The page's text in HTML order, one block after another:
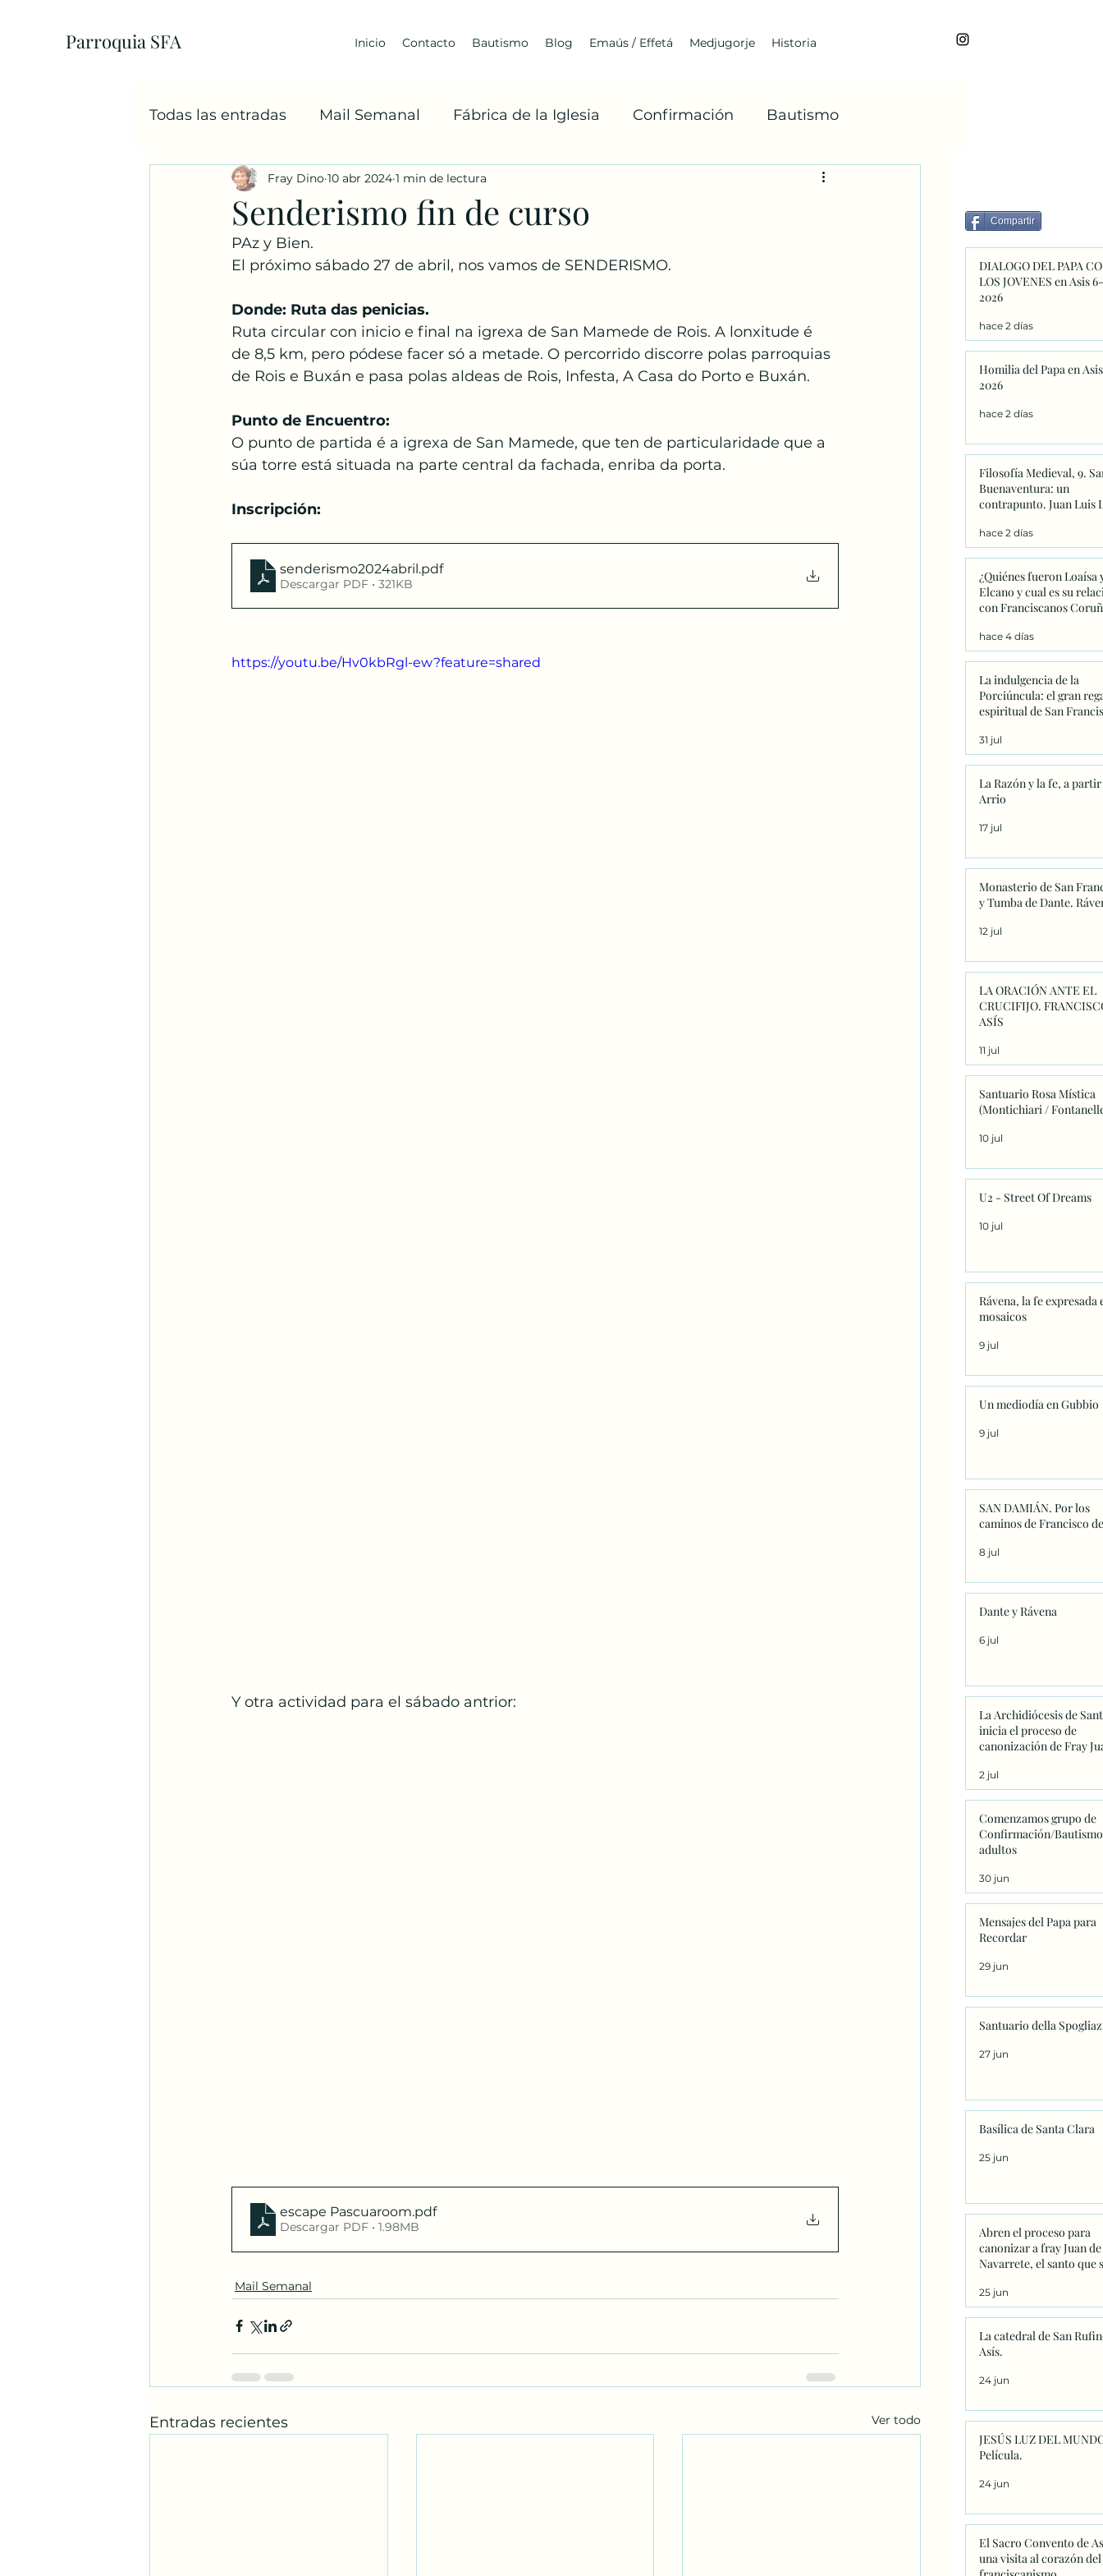
Parroquia SFA Inicio Contacto Bautismo Blog Emaús / Effetá Medjugorje Historia
Todas las entradas Mail Semanal Fábrica de la Iglesia Confirmación Bautismo
EcoParroquia 5+1 Cuaresma Franciscanismo
Sacramentos
Familia Navidad Misiones Franciscanas
Santos Franciscanos Papa Francisco Semana Santa Pascua Catequesis
Adoración Espíritu Santo
Senderismo fin de curso
Fray Dino 10 abr 2024 1 min de lectura
PAz y Bien.
El próximo sábado 27 de abril, nos vamos de SENDERISMO.
Donde: Ruta das penicias.
Ruta circular con inicio e final na igrexa de San Mamede de Rois. A lonxitude é
de 8,5 km, pero pódese facer só a metade. O percorrido discorre polas parroquias
de Rois e Buxán e pasa polas aldeas de Rois, Infesta, A Casa do Porto e Buxán.
Punto de Encuentro:
O punto de partida é a igrexa de San Mamede, que ten de particularidade que a
súa torre está situada na parte central da fachada, enriba da porta.
Inscripción:
senderismo2024abril.pdf
Descargar PDF • 321KB
https://youtu.be/Hv0kbRgl-ew?feature=shared
Y otra actividad para el sábado antrior:
escape Pascuaroom.pdf
Descargar PDF • 1.98MB
Mail Semanal
Entradas recientes Ver todo
Compartir
DIALOGO DEL PAPA
LOS JOVENES en Asis
2026
hace 2 días
Homilia del Papa en
2026
hace 2 días
Filosofía Medieval, 9.
Buenaventura: un
contrapunto. Juan Luis
hace 2 días
¿Quiénes fueron Loaísa
Elcano y cual es su
con Franciscanos
hace 4 días
La indulgencia de la
Porciúncula: el gran
espiritual de San
significado único
31 jul
La Razón y la fe, a
Arrio
17 jul
Monasterio de San
y Tumba de Dante.
12 jul
LA ORACIÓN ANTE EL
CRUCIFIJO.
ASÍS
11 jul
Santuario Rosa Mística
(Montichiari /
10 jul
U2 - Street Of Dreams
10 jul
Rávena, la fe expresada
mosaicos
9 jul
Un mediodía en Gubbio
9 jul
SAN DAMIÁN. Por los
caminos de Francisco
8 jul
Dante y Rávena
6 jul
La Archidiócesis de
inicia el proceso de
canonización de Fray
primeros decretos en
Sanxenxo
2 jul
Comenzamos grupo de
Confirmación/
adultos
30 jun
Mensajes del Papa para
Recordar
29 jun
Santuario della
27 jun
Basílica de Santa Clara
25 jun
Abren el proceso para
canonizar a fray Juan de
Navarrete, el santo que
25 jun
La catedral de San
Asís.
24 jun
JESÚS LUZ DEL
Película.
24 jun
El Sacro Convento de
una visita al corazón del